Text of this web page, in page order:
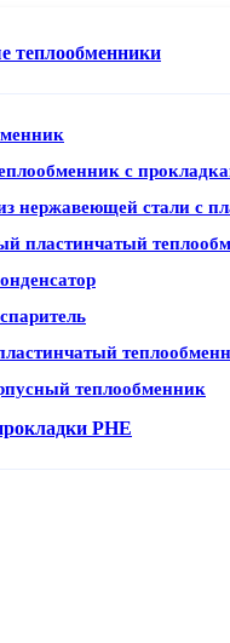
теплообменники
с
нержавеющей стали с
пластинчатый
теплообменник
PHE